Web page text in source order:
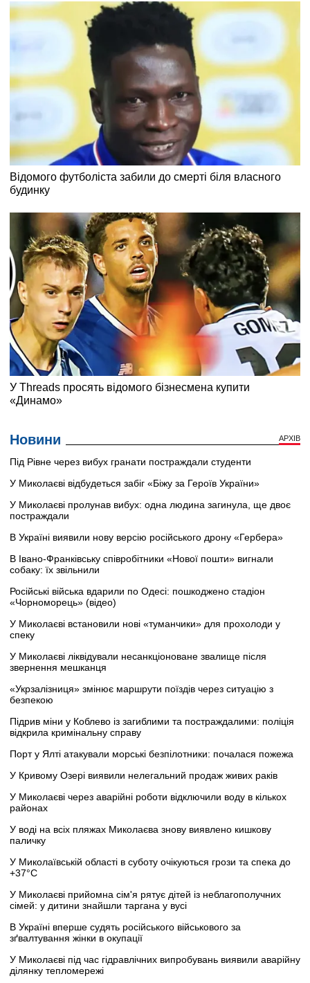
Новини АРХІВ
Під Рівне через вибух гранати постраждали студенти
У Миколаєві відбудеться забіг «Біжу за Героїв України»
У Миколаєві пролунав вибух: одна людина загинула, ще двоє
постраждали
В Україні виявили нову версію російського дрону «Гербера»
В Івано-Франківську співробітники «Нової пошти» вигнали
собаку: їх звільнили
Російські війська вдарили по Одесі: пошкоджено стадіон
«Чорноморець» (відео)
У Миколаєві встановили нові «туманчики» для прохолоди у
спеку
У Миколаєві ліквідували несанкціоноване звалище після
звернення мешканця
«Укрзалізниця» змінює маршрути поїздів через ситуацію з
безпекою
Підрив міни у Коблево із загиблими та постраждалими: поліція
відкрила кримінальну справу
Порт у Ялті атакували морські безпілотники: почалася пожежа
У Кривому Озері виявили нелегальний продаж живих раків
У Миколаєві через аварійні роботи відключили воду в кількох
районах
У воді на всіх пляжах Миколаєва знову виявлено кишкову
паличку
У Миколаївській області в суботу очікуються грози та спека до
+37°C
У Миколаєві прийомна сім'я рятує дітей із неблагополучних
сімей: у дитини знайшли таргана у вусі
В Україні вперше судять російського військового за
зґвалтування жінки в окупації
У Миколаєві під час гідравлічних випробувань виявили аварійну
ділянку тепломережі